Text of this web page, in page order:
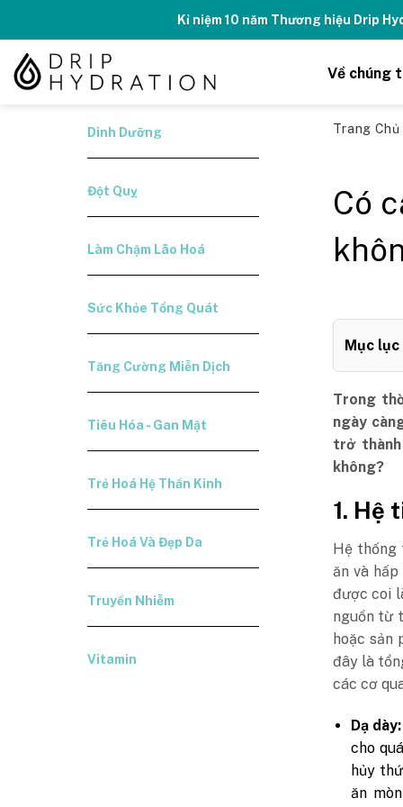
content
Kỉ niệm 10 năm Thương hiệu Drip
Về chúng
Dinh Dưỡng
Đột Quỵ
Làm Chậm Lão Hoá
Sức Khỏe Tổng Quát
Tăng Cường Miễn Dịch
Tiêu Hóa - Gan Mật
Trẻ Hoá Hệ Thần Kinh
Trẻ Hoá Và Đẹp Da
Truyền Nhiễm
Vitamin
Trang Chủ
Có
Mục lục
Trong
ngày
trở
không?
1. Hệ
Hệ thống
ăn và
được coi
nguồn từ
hoặc sản
đây là
các cơ
Dạ dày:
cho
hủy
ăn